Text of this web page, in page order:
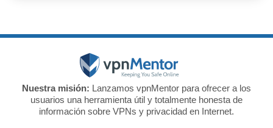
Nuestra misión: Lanzamos vpnMentor para ofrecer a los
usuarios una herramienta útil y totalmente honesta de
información sobre VPNs y privacidad en Internet.